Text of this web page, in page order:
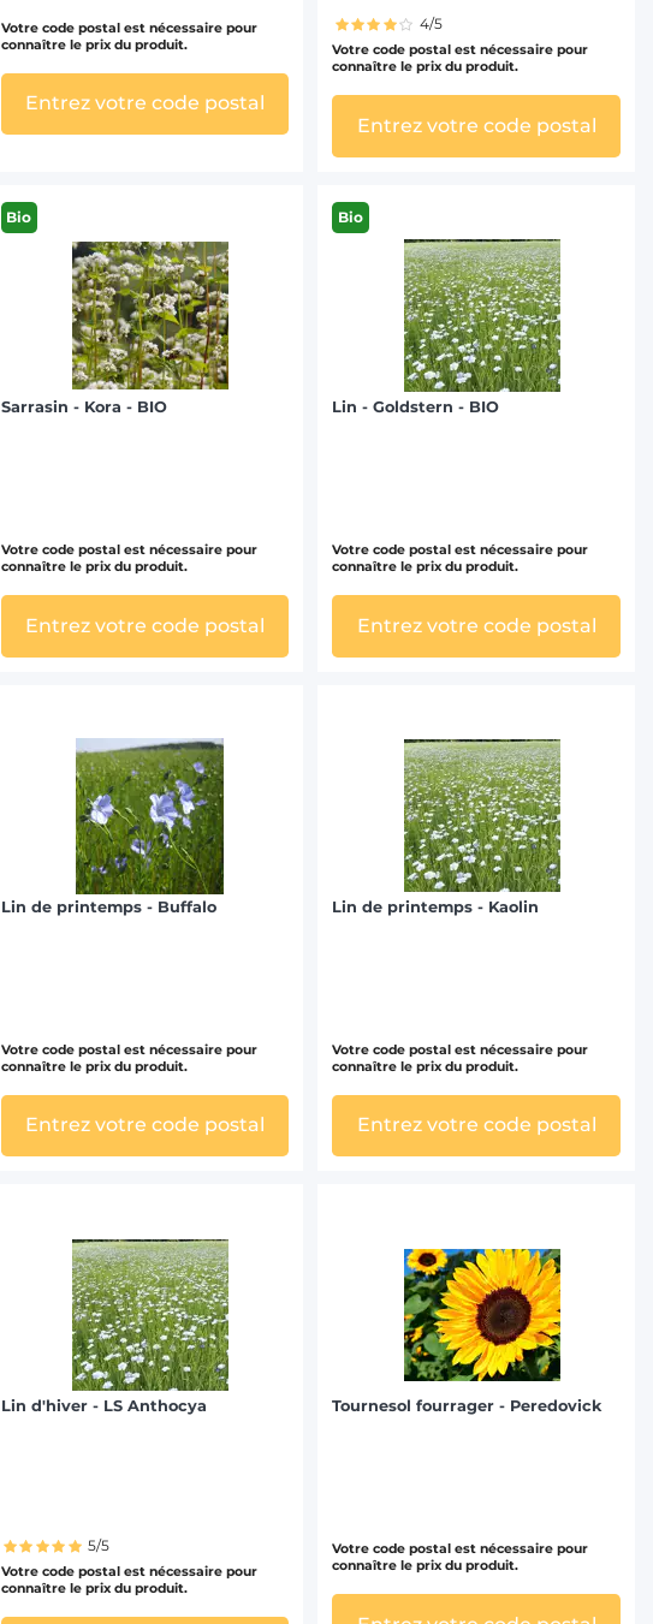
Votre code postal est nécessaire pour
connaître le prix du produit.
Entrez votre code postal
4/5
Votre code postal est nécessaire pour
connaître le prix du produit.
Entrez votre code postal
Bio
Sarrasin - Kora - BIO
Votre code postal est nécessaire pour
connaître le prix du produit.
Entrez votre code postal
Bio
Lin - Goldstern - BIO
Votre code postal est nécessaire pour
connaître le prix du produit.
Entrez votre code postal
Lin de printemps - Buffalo
Votre code postal est nécessaire pour
connaître le prix du produit.
Entrez votre code postal
Lin de printemps - Kaolin
Votre code postal est nécessaire pour
connaître le prix du produit.
Entrez votre code postal
Lin d'hiver - LS Anthocya
5/5
Votre code postal est nécessaire pour
connaître le prix du produit.
Tournesol fourrager - Peredovick
Votre code postal est nécessaire pour
connaître le prix du produit.